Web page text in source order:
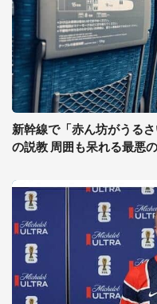
新幹線で「赤ん坊がうる
の説教 周囲も呆れる最悪